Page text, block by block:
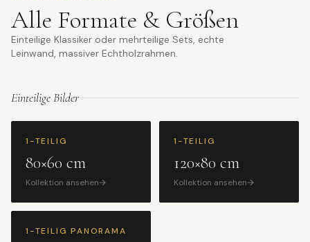
Alle Formate & Größen
Einteilige Klassiker oder mehrteilige Sets, echte
Leinwand, massiver Echtholzrahmen.
Einteilige Bilder
1-TEILIG
80×60 cm
Kollektion ansehen
1-TEILIG
120×80 cm
Kollektion ansehen
1-TEILIG PANORAMA